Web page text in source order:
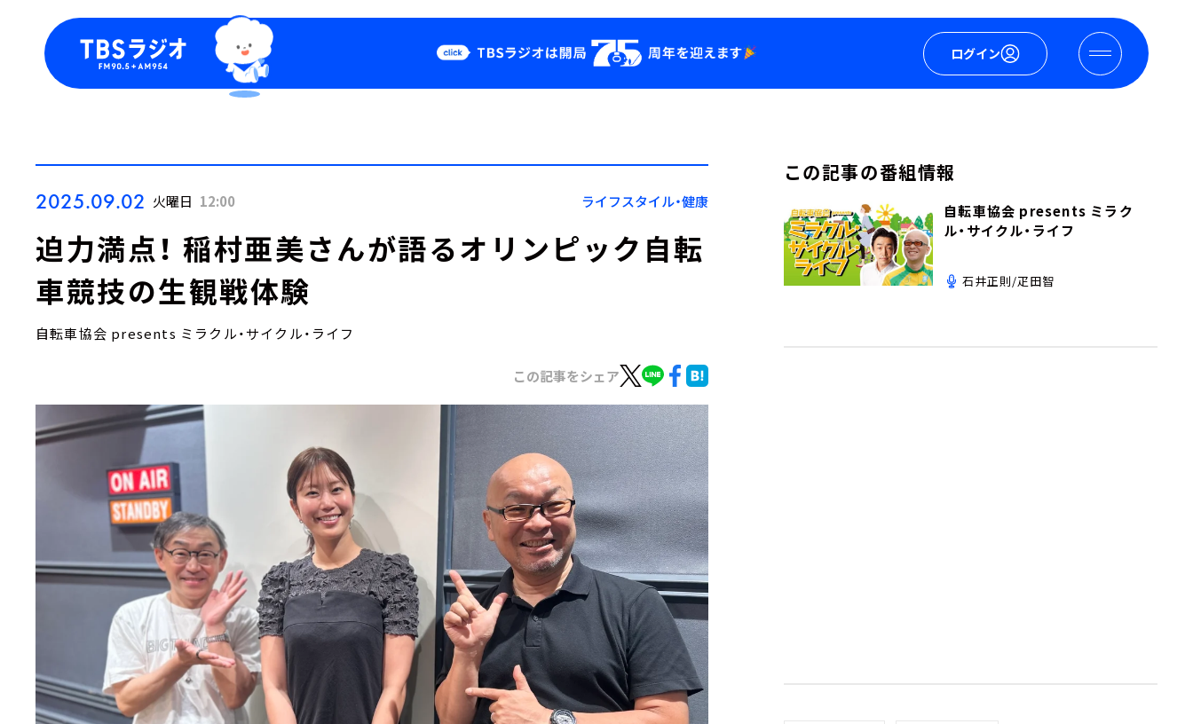
ログイン
Podcast
YouTube
会社情報
2025.09.02 火曜日 12:00 ライフスタイル・健康
迫力満点！ 稲村亜美さんが語るオリンピック自転
車競技の生観戦体験
自転車協会 presents ミラクル・サイクル・ライフ
この記事をシェア
この記事の番組情報
自転車協会 presents ミラク
ル・サイクル・ライフ
石井正則/疋田智